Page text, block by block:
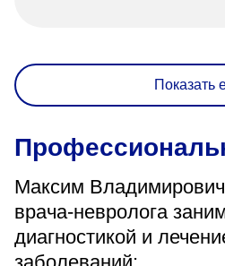
Показать
Максим Владимирович
врача-невролога
диагностикой и